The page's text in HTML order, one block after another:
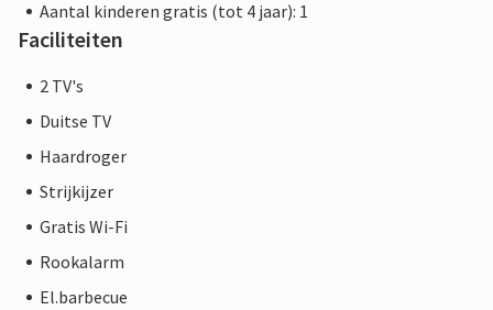
Aantal kinderen gratis (tot 4 jaar): 1
Faciliteiten
2 TV's
Duitse TV
Haardroger
Strijkijzer
Gratis Wi-Fi
Rookalarm
El.barbecue